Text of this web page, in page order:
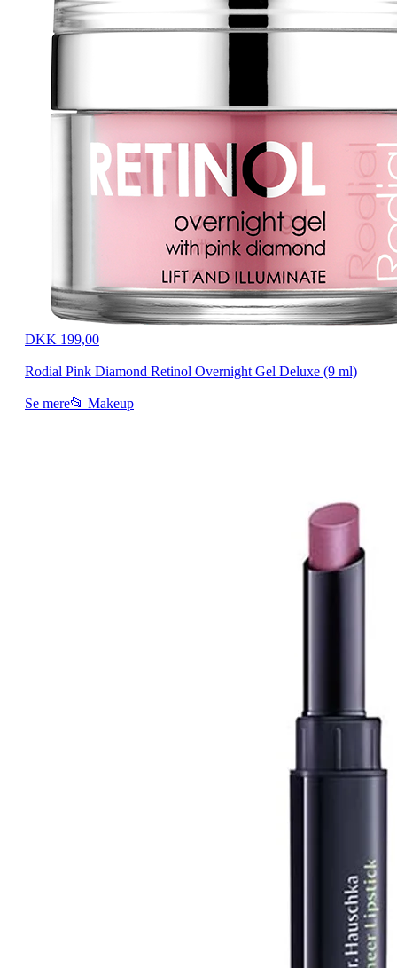
DKK 199,00
Rodial Pink Diamond Retinol Overnight Gel Deluxe (9 ml)
Se mere📂 Makeup